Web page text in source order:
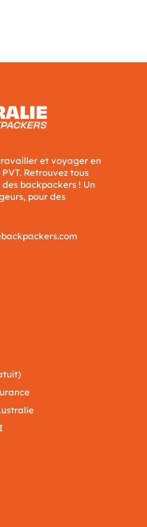
et voyager en
Retrouvez tous
backpackers ! Un
pour des